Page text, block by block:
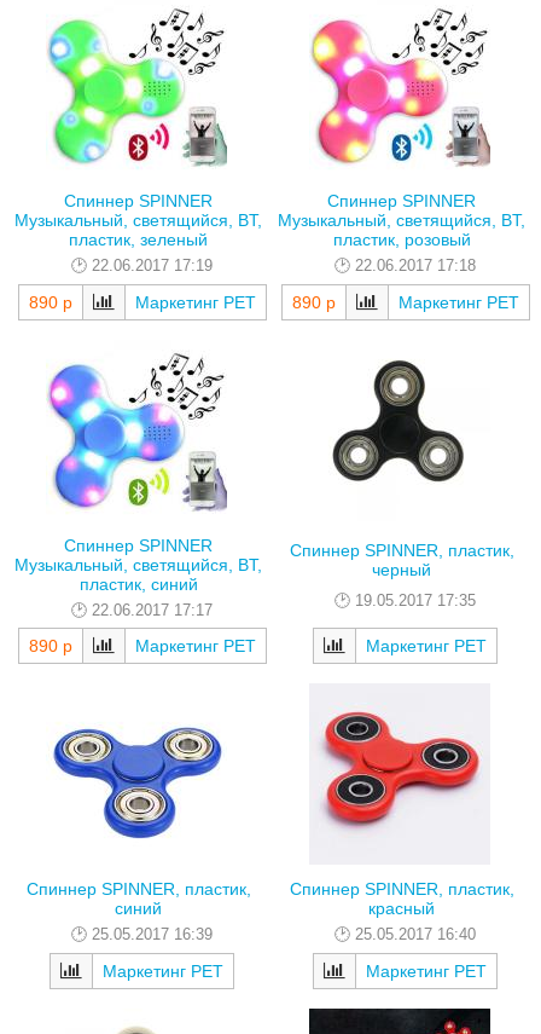
Спиннер SPINNER
Музыкальный, светящийся, BT,
пластик, зеленый
22.06.2017 17:19
890 р Маркетинг РЕТ
Спиннер SPINNER
Музыкальный, светящийся, BT,
пластик, розовый
22.06.2017 17:18
890 р Маркетинг РЕТ
Спиннер SPINNER
Музыкальный, светящийся, BT,
пластик, синий
22.06.2017 17:17
890 р Маркетинг РЕТ
Спиннер SPINNER, пластик,
черный
19.05.2017 17:35
Маркетинг РЕТ
Спиннер SPINNER, пластик,
синий
25.05.2017 16:39
Маркетинг РЕТ
Спиннер SPINNER, пластик,
красный
25.05.2017 16:40
Маркетинг РЕТ